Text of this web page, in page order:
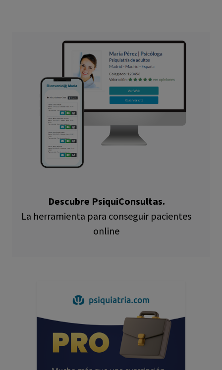
Descubre PsiquiConsultas.
La herramienta para conseguir pacientes
online